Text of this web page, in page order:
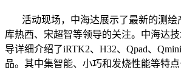
活动现场，中海达展示了最新的测绘
库热西、宋超智等领导的关注。中海达
导详细介绍了iRTK2、H32、Qpad、
品。其中集智能、小巧和发烧性能等特